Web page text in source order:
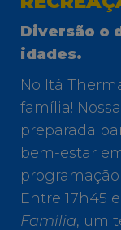
Diversão o
idades.
No Itá
família!
preparada
bem-estar
Entre 17h45
Família, um